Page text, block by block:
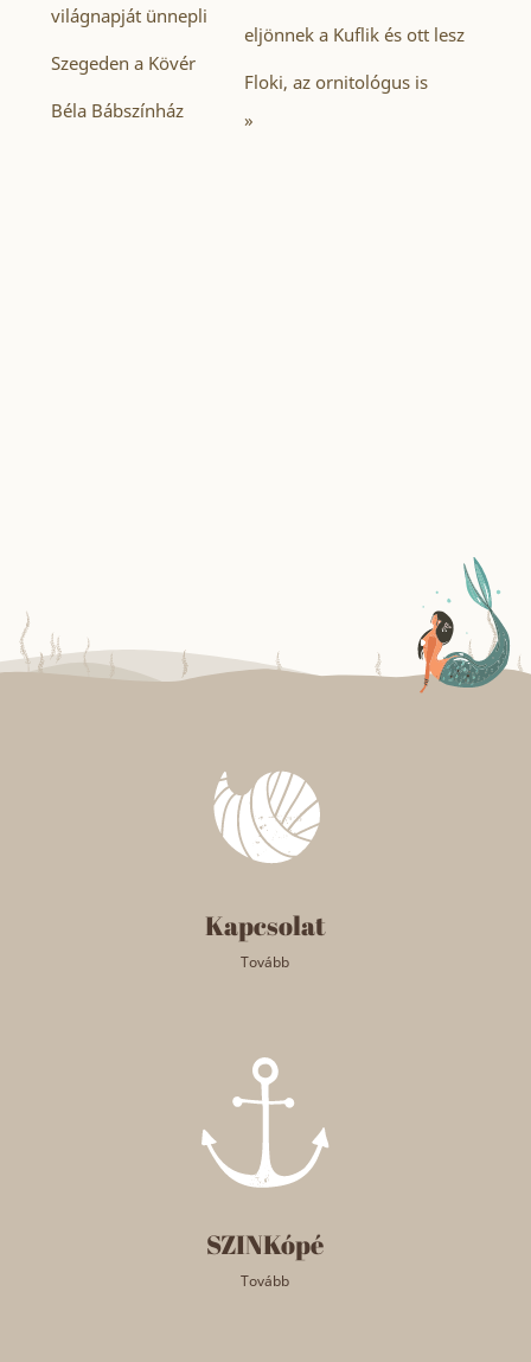
világnapját ünnepli
Szegeden a Kövér
Béla Bábszínház
eljönnek a Kuflik és ott lesz
Floki, az ornitológus is
»
Kapcsolat
Tovább
SZINKópé
Tovább